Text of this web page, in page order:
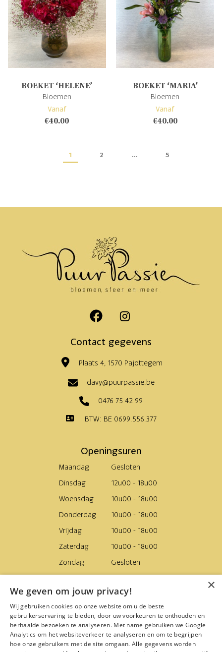
BOEKET ‘HELENE’
Bloemen
Vanaf
€40.00
BOEKET ‘MARIA’
Bloemen
Vanaf
€40.00
1 2 … 5
Contact gegevens
Plaats 4, 1570 Pajottegem
davy@puurpassie.be
0476 75 42 99
BTW: BE 0699.556.377
Openingsuren
Maandag
Gesloten
Dinsdag
12u00 - 18u00
Woensdag
10u00 - 18u00
Donderdag
10u00 - 18u00
Vrijdag
10u00 - 18u00
Zaterdag
10u00 - 18u00
Zondag
Gesloten
Navigatie
Webshop
×
We geven om jouw privacy!
Wij gebruiken cookies op onze website om u de beste
gebruikerservaring te bieden, door uw voorkeuren te onthouden en
herhaalde bezoeken te analyseren. Met name gebruiken we Google
Analytics om het websiteverkeer te analyseren en om te begrijpen
hoe onze gebruikers met de site omgaan. Alle gegevens worden